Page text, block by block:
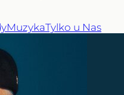
MuzykaTylko u Nas